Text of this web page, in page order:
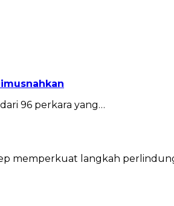
96 perkara yang…
memperkuat langkah